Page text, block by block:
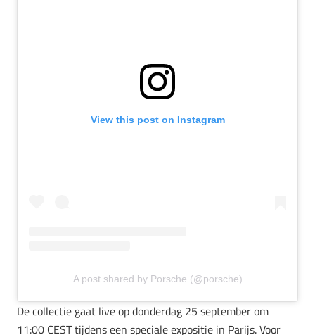
View this post on Instagram
A post shared by Porsche (@porsche)
De collectie gaat live op donderdag 25 september om
11:00 CEST tijdens een speciale expositie in Parijs. Voor